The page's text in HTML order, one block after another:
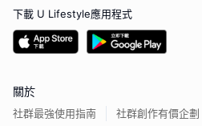
下載 U Lifestyle應用程式
關於
社群最強使用指南 社群創作有價企劃